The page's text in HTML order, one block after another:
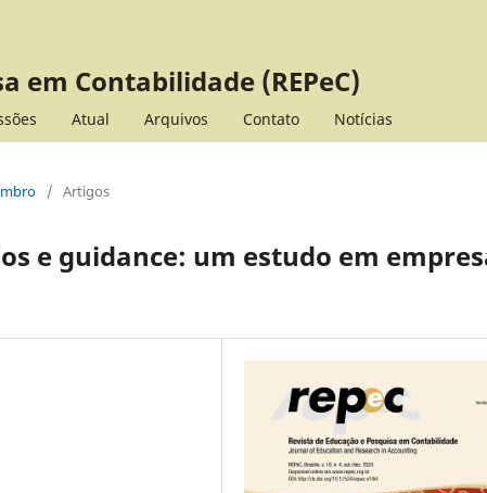
em Contabilidade (REPeC)
Atual Arquivos Contato Notícias
/ Artigos
e guidance: um estudo em